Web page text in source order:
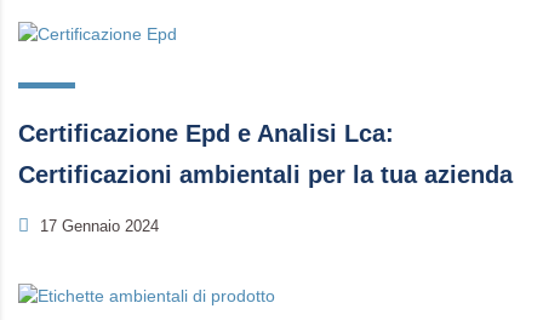
Certificazione Epd e Analisi Lca:
Certificazioni ambientali per la tua azienda
17 Gennaio 2024